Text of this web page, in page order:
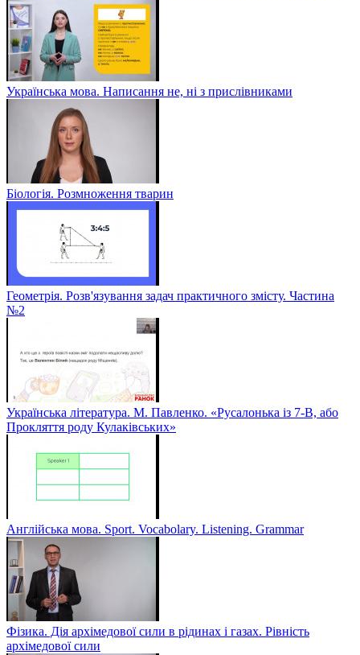
Українська мова. Написання не, ні з прислівниками
Біологія. Розмноження тварин
Геометрія. Розв'язування задач практичного змісту. Частина
№2
Українська література. М. Павленко. «Русалонька із 7-В, або
Прокляття роду Кулаківських»
Англійська мова. Sport. Vocabolary. Listening. Grammar
Фізика. Дія архімедової сили в рідинах і газах. Рівність
архімедової сили